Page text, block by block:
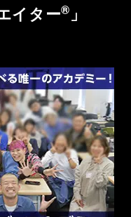
イター® 」